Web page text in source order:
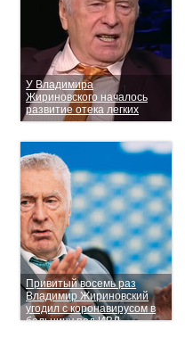
У Владимира
Жириновского началось
развитие отека легких
Привитый восемь раз
Владимир Жириновский
угодил с коронавирусом в
больницу под ИВЛ